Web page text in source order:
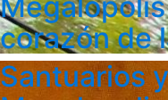
corazón de
Santuarios